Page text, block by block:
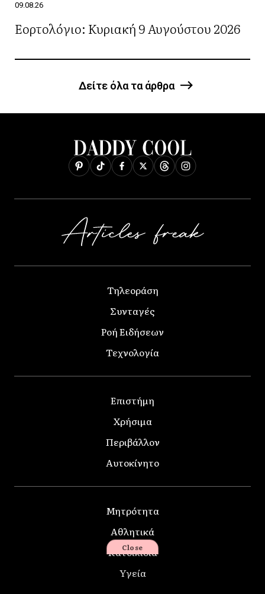
09.08.26
Εορτολόγιο: Κυριακή 9 Αυγούστου 2026
Δείτε όλα τα άρθρα
Τηλεοράση
Συνταγές
Ροή Ειδήσεων
Τεχνολογία
Επιστήμη
Χρήσιμα
Περιβάλλον
Αυτοκίνητο
Μητρότητα
Αθλητικά
Κατοικίδια
Υγεία
Close